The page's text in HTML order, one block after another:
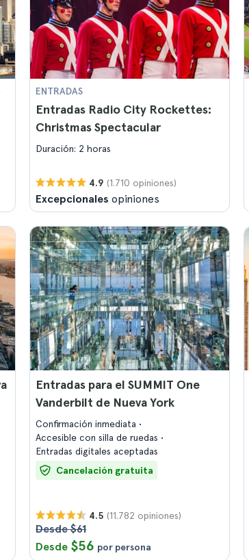
ENTRADAS
Entradas Radio City Rockettes:
Christmas Spectacular
Duración: 2 horas
4.9 (1.710 opiniones)
Excepcionales opiniones
Entradas para el SUMMIT One
Vanderbilt de Nueva York
Confirmación inmediata
Accesible con silla de ruedas
Entradas digitales aceptadas
Cancelación gratuita
4.5 (11.782 opiniones)
Desde $61
Desde $56 por persona